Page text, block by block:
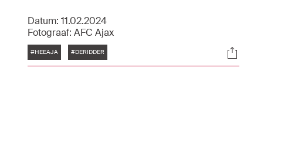
Datum: 11.02.2024
Fotograaf: AFC Ajax
Tags
#HEEAJA #DERIDDER Socials